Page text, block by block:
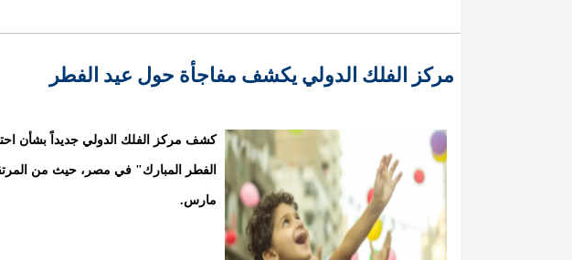
مركز الفلك الدولي يكشف مفاجأة حول عيد الفطر
كشف مركز الفلك الدولي جديداً بشأن
مارس.